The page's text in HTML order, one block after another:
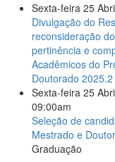
Sexta-feira 25
Divulgação do
reconsideração
pertinência e
Acadêmicos do
Doutorado 2025.2
Sexta-feira 25
09:00am
Seleção de
Mestrado e
Graduação